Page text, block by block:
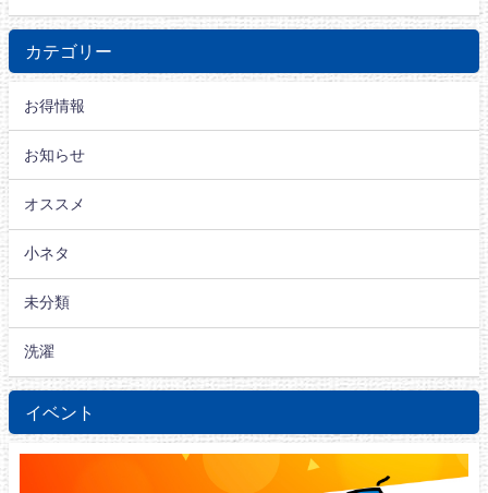
カテゴリー
お得情報
お知らせ
オススメ
小ネタ
未分類
洗濯
イベント